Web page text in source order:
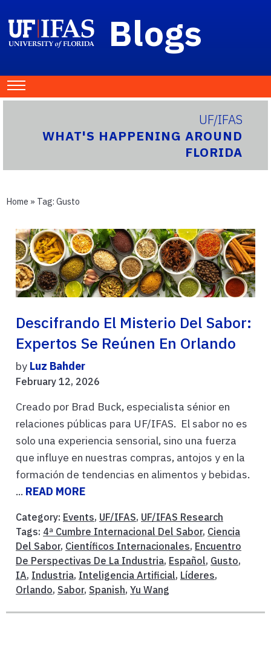
Blogs
UF/IFAS
WHAT'S HAPPENING AROUND
FLORIDA
Home » Tag: Gusto
Descifrando El Misterio Del Sabor:
Expertos Se Reúnen En Orlando
by Luz Bahder
February 12, 2026
Creado por Brad Buck, especialista sénior en
relaciones públicas para UF/IFAS. El sabor no es
solo una experiencia sensorial, sino una fuerza
que influye en nuestras compras, antojos y en la
formación de tendencias en alimentos y bebidas.
... READ MORE
Category: Events, UF/IFAS, UF/IFAS Research
Tags: 4ª Cumbre Internacional Del Sabor, Ciencia
Del Sabor, Científicos Internacionales, Encuentro
De Perspectivas De La Industria, Español, Gusto,
IA, Industria, Inteligencia Artificial, Líderes,
Orlando, Sabor, Spanish, Yu Wang